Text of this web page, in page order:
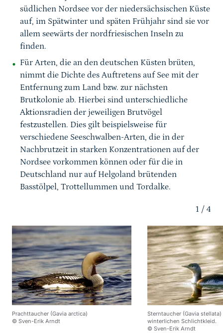
südlichen Nordsee vor der niedersächsischen Küste
auf, im Spätwinter und späten Frühjahr sind sie vor
allem seewärts der nordfriesischen Inseln zu
finden.
Für Arten, die an den deutschen Küsten brüten,
nimmt die Dichte des Auftretens auf See mit der
Entfernung zum Land bzw. zur nächsten
Brutkolonie ab. Hierbei sind unterschiedliche
Aktionsradien der jeweiligen Brutvögel
festzustellen. Dies gilt beispielsweise für
verschiedene Seeschwalben-Arten, die in der
Nachbrutzeit in starken Konzentrationen auf der
Nordsee vorkommen können oder für die in
Deutschland nur auf Helgoland brütenden
Basstölpel, Trottellummen und Tordalke.
1 / 4
Prachttaucher (Gavia arctica)
© Sven-Erik Arndt
Sterntaucher (Gavia stellata)
winterlichen Schlichtkleid.
© Sven-Erik Arndt